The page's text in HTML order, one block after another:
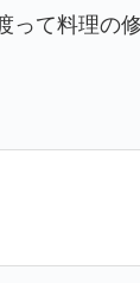
って料理の